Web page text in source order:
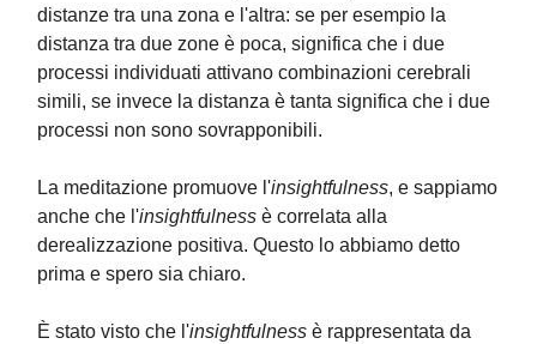
distanze tra una zona e l'altra: se per esempio la
distanza tra due zone è poca, significa che i due
processi individuati attivano combinazioni cerebrali
simili, se invece la distanza è tanta significa che i due
processi non sono sovrapponibili.
La meditazione promuove l'insightfulness, e sappiamo
anche che l'insightfulness è correlata alla
derealizzazione positiva. Questo lo abbiamo detto
prima e spero sia chiaro.
È stato visto che l'insightfulness è rappresentata da